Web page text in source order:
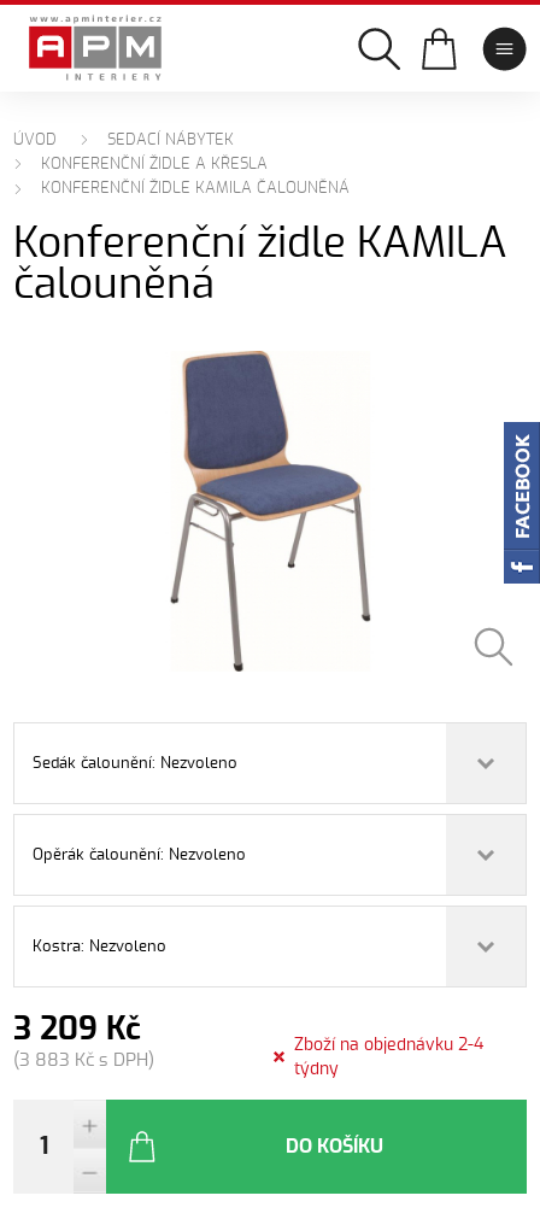
ÚVOD
SEDACÍ NÁBYTEK
KONFERENČNÍ ŽIDLE A KŘESLA
KONFERENČNÍ ŽIDLE KAMILA ČALOUNĚNÁ
Konferenční židle KAMILA
čalouněná
Sedák čalounění: Nezvoleno
Opěrák čalounění: Nezvoleno
Kostra: Nezvoleno
3 209 Kč
(3 883 Kč s DPH)
Zboží na objednávku 2-4
týdny
DO KOŠÍKU